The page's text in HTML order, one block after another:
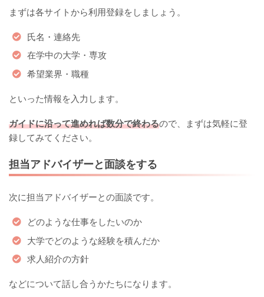
まずは各サイトから利用登録をしましょう。
氏名・連絡先
在学中の大学・専攻
希望業界・職種
といった情報を入力します。
ガイドに沿って進めれば数分で終わるので、まずは気軽に登
録してみてください。
担当アドバイザーと面談をする
次に担当アドバイザーとの面談です。
どのような仕事をしたいのか
大学でどのような経験を積んだか
求人紹介の方針
などについて話し合うかたちになります。